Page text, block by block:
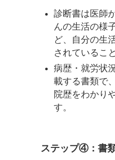
診断書は医師
んの生活の様
ど、自分の生
されているこ
病歴・就労状
載する書類で
院歴をわかり
す。
ステップ④：書